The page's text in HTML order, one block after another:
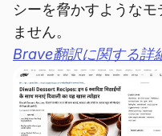
シーを脅かすような
ません。
Brave翻訳に関する詳